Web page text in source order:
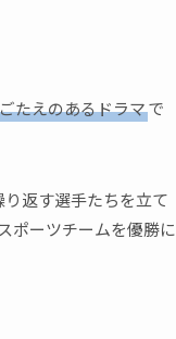
たえのあるドラマで
返す選手たちを立て
ポーツチームを優勝に